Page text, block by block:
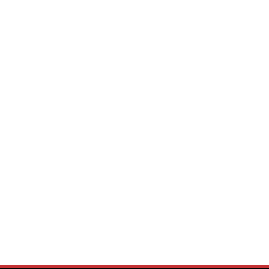
الاحتلال ينصب حواجز طيارة في محيط مخيم طولكرم ...